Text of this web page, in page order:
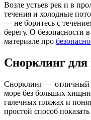
Возле устьев рек и в
течения и холодные
— не боритесь с
берегу. О безопасности
материале про
Снорклинг для
Снорклинг — отличный
море без больших
галечных пляжах и
простой способ